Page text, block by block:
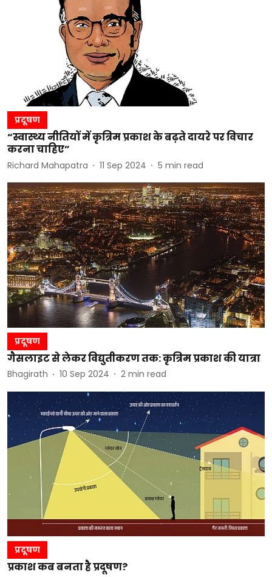
प्रदूषण
“स्वास्थ्य नीतियों में कृत्रिम प्रकाश के बढ़ते दायरे पर विचार
करना चाहिए”
Richard Mahapatra 11 Sep 2024 5 min read
प्रदूषण
गैसलाइट से लेकर विद्युतीकरण तक: कृत्रिम प्रकाश की यात्रा
Bhagirath 10 Sep 2024 2 min read
प्रदूषण
प्रकाश कब बनता है प्रदूषण?